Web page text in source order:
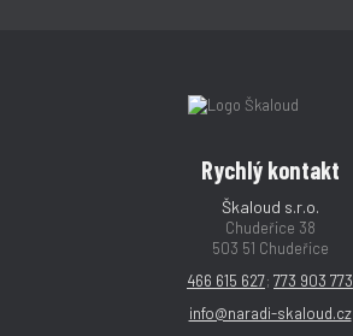
Rychlý kontakt
Škaloud s.r.o.
Chudeřice 38
503 51 Chudeřice
466 615 627; 773 903 773
info@naradi-skaloud.cz